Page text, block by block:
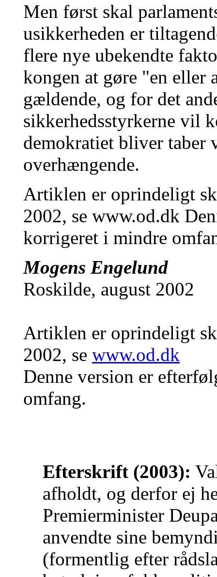
Men først skal
usikkerheden er
flere nye ubekendte
kongen at gøre "en
gældende, og for det
sikkerhedsstyrkerne vil
demokratiet bliver taber
overhængende.
Artiklen er oprindeligt
2002, se www.od.dk
korrigeret i mindre
Mogens Engelund
Roskilde, august 2002
Artiklen er oprindeligt
2002, se www.od.dk
Denne version er
omfang.
Efterskrift (2003):
afholdt, og derfor ej
Premierminister
anvendte sine
(formentlig efter